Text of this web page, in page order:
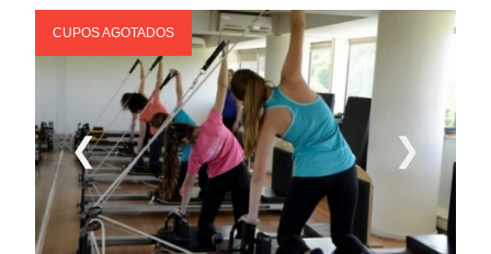
CUPOS AGOTADOS
❮ ❯